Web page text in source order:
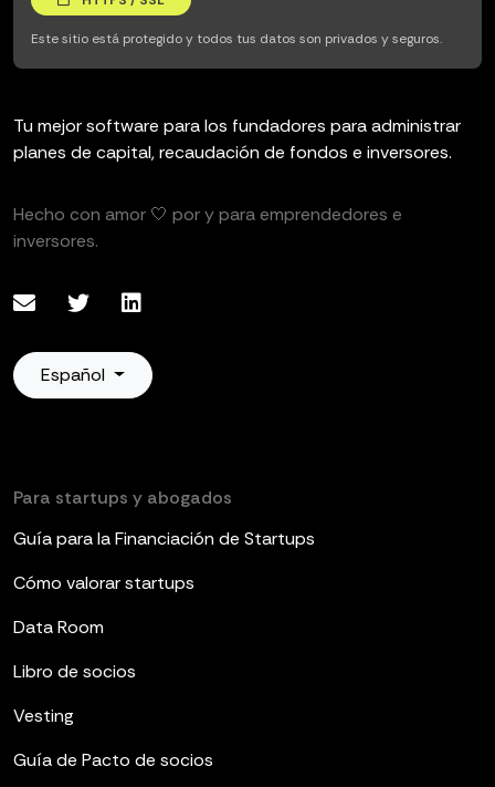
Este sitio está protegido y todos tus datos son privados y seguros.
Tu mejor software para los fundadores para administrar
planes de capital, recaudación de fondos e inversores.
Hecho con amor 🤍 por y para emprendedores e
inversores.
Español
Para startups y abogados
Guía para la Financiación de Startups
Cómo valorar startups
Data Room
Libro de socios
Vesting
Guía de Pacto de socios